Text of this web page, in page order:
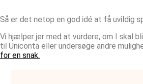
Så er det netop en god idé at få uvildig
Vi hjælper jer med at vurdere, om I skal
til Uniconta eller undersøge andre
for en snak.